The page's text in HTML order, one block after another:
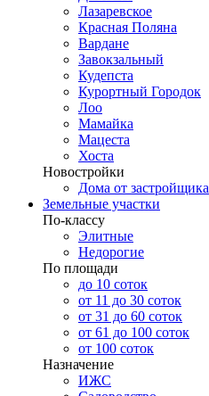
Лазаревское
Красная Поляна
Вардане
Завокзальный
Кудепста
Курортный Городок
Лоо
Мамайка
Мацеста
Хоста
Новостройки
Дома от застройщика
Земельные участки
По-классу
Элитные
Недорогие
По площади
до 10 соток
от 11 до 30 соток
от 31 до 60 соток
от 61 до 100 соток
от 100 соток
Назначение
ИЖС